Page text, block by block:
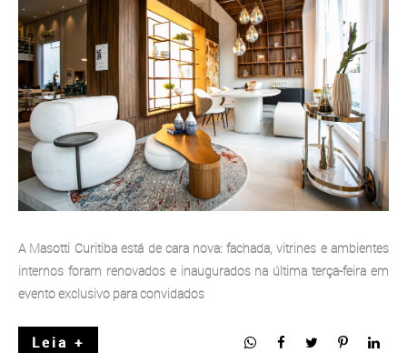
A Masotti Curitiba está de cara nova: fachada, vitrines e ambientes
internos foram renovados e inaugurados na última terça-feira em
evento exclusivo para convidados
Leia +